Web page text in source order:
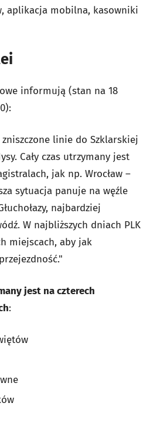
aplikacja mobilna, kasowniki
informują (stan na 18
linie do Szklarskiej
Cały czas utrzymany jest
jak np. Wrocław –
sytuacja panuje na węźle
najbardziej
W najbliższych dniach PLK
miejscach, aby jak
jest na czterech
: